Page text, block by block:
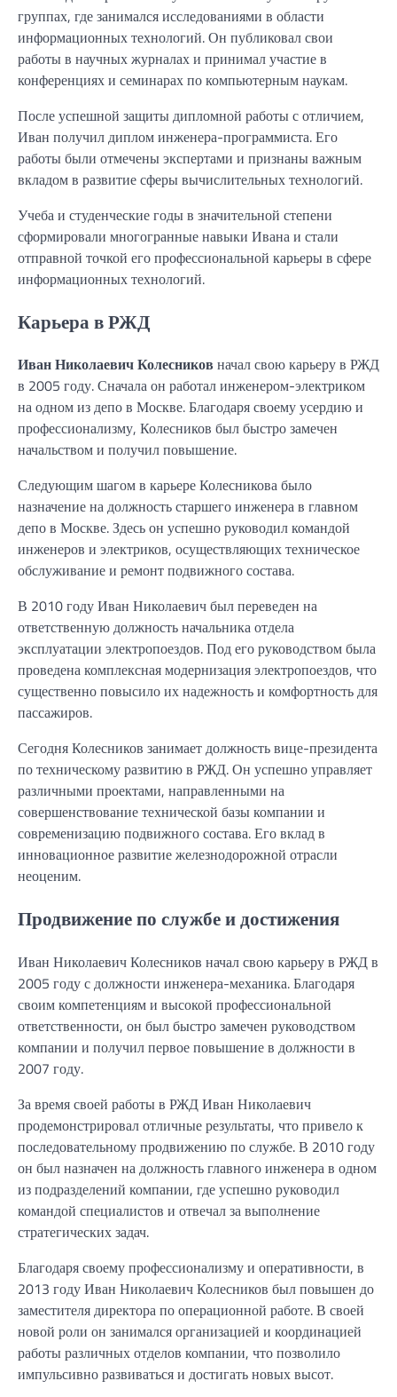
группах, где занимался исследованиями в области
информационных технологий. Он публиковал свои
работы в научных журналах и принимал участие в
конференциях и семинарах по компьютерным наукам.
После успешной защиты дипломной работы с отличием,
Иван получил диплом инженера-программиста. Его
работы были отмечены экспертами и признаны важным
вкладом в развитие сферы вычислительных технологий.
Учеба и студенческие годы в значительной степени
сформировали многогранные навыки Ивана и стали
отправной точкой его профессиональной карьеры в сфере
информационных технологий.
Карьера в РЖД
Иван Николаевич Колесников начал свою карьеру в РЖД
в 2005 году. Сначала он работал инженером-электриком
на одном из депо в Москве. Благодаря своему усердию и
профессионализму, Колесников был быстро замечен
начальством и получил повышение.
Следующим шагом в карьере Колесникова было
назначение на должность старшего инженера в главном
депо в Москве. Здесь он успешно руководил командой
инженеров и электриков, осуществляющих техническое
обслуживание и ремонт подвижного состава.
В 2010 году Иван Николаевич был переведен на
ответственную должность начальника отдела
эксплуатации электропоездов. Под его руководством была
проведена комплексная модернизация электропоездов, что
существенно повысило их надежность и комфортность для
пассажиров.
Сегодня Колесников занимает должность вице-президента
по техническому развитию в РЖД. Он успешно управляет
различными проектами, направленными на
совершенствование технической базы компании и
современизацию подвижного состава. Его вклад в
инновационное развитие железнодорожной отрасли
неоценим.
Продвижение по службе и достижения
Иван Николаевич Колесников начал свою карьеру в РЖД в
2005 году с должности инженера-механика. Благодаря
своим компетенциям и высокой профессиональной
ответственности, он был быстро замечен руководством
компании и получил первое повышение в должности в
2007 году.
За время своей работы в РЖД Иван Николаевич
продемонстрировал отличные результаты, что привело к
последовательному продвижению по службе. В 2010 году
он был назначен на должность главного инженера в одном
из подразделений компании, где успешно руководил
командой специалистов и отвечал за выполнение
стратегических задач.
Благодаря своему профессионализму и оперативности, в
2013 году Иван Николаевич Колесников был повышен до
заместителя директора по операционной работе. В своей
новой роли он занимался организацией и координацией
работы различных отделов компании, что позволило
импульсивно развиваться и достигать новых высот.